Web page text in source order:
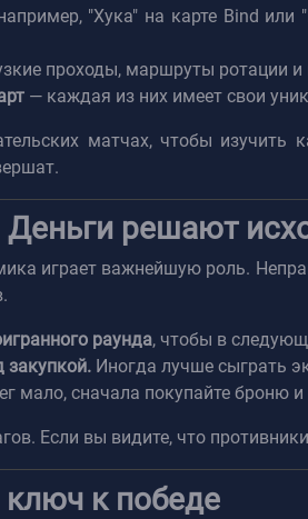
"Хука" на карте Bind или
проходы, маршруты ротации
— каждая из них имеет свои
матчах, чтобы
решают
играет важнейшую роль.
раунда, чтобы в
закупкой. Иногда лучше сыграть
мало, сначала покупайте броню
Если вы видите, что
к победе